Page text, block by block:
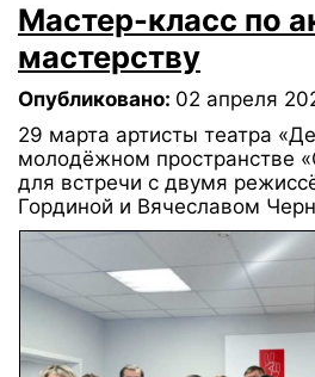
Мастер-класс по
мастерству
Опубликовано: 02 апреля
29 марта артисты театра
молодёжном пространстве
для встречи с двумя
Гординой и Вячеславом